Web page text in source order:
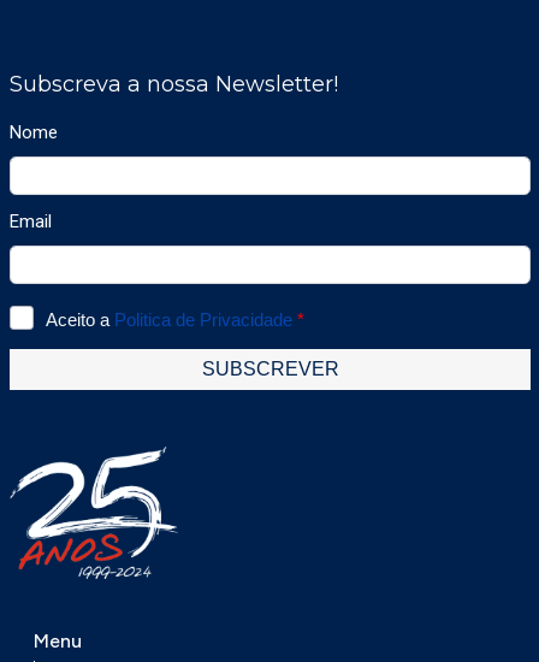
(NDIR) e Fotoionização (PID) na versão com
CO / H2S no MP400S permite a
monitorização em tempo real das leituras de
melhor visibilidade e resposta mais rápida.
Menu